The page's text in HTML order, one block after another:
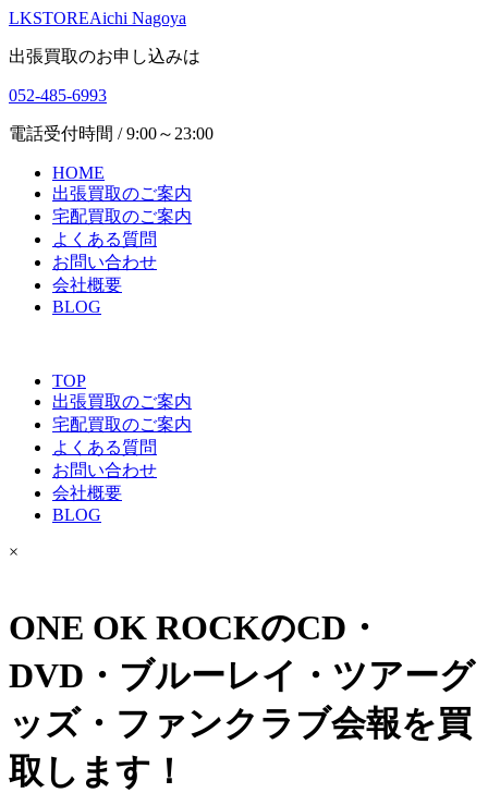
LKSTOREAichi Nagoya
出張買取のお申し込みは
052-485-6993
電話受付時間 / 9:00～23:00
HOME
出張買取のご案内
宅配買取のご案内
よくある質問
お問い合わせ
会社概要
BLOG
TOP
出張買取のご案内
宅配買取のご案内
よくある質問
お問い合わせ
会社概要
BLOG
×
ONE OK ROCKのCD・
DVD・ブルーレイ・ツアーグ
ッズ・ファンクラブ会報を買
取します！